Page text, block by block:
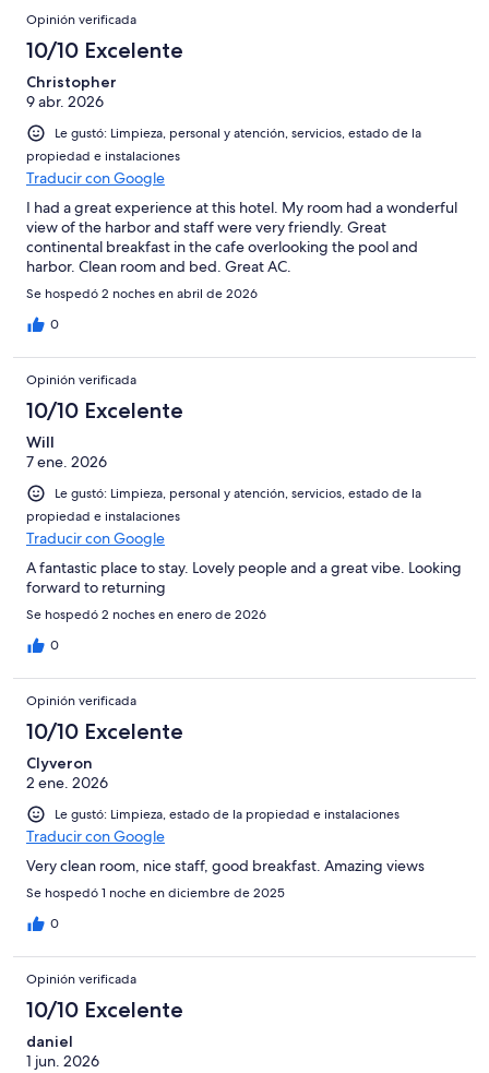
Opinión verificada
10/10 Excelente
Christopher
9 abr. 2026
Le gustó: Limpieza, personal y atención, servicios, estado de la
propiedad e instalaciones
Traducir con Google
I had a great experience at this hotel. My room had a wonderful
view of the harbor and staff were very friendly. Great
continental breakfast in the cafe overlooking the pool and
harbor. Clean room and bed. Great AC.
Se hospedó 2 noches en abril de 2026
0
Opinión verificada
10/10 Excelente
Will
7 ene. 2026
Le gustó: Limpieza, personal y atención, servicios, estado de la
propiedad e instalaciones
Traducir con Google
A fantastic place to stay. Lovely people and a great vibe. Looking
forward to returning
Se hospedó 2 noches en enero de 2026
0
Opinión verificada
10/10 Excelente
Clyveron
2 ene. 2026
Le gustó: Limpieza, estado de la propiedad e instalaciones
Traducir con Google
Very clean room, nice staff, good breakfast. Amazing views
Se hospedó 1 noche en diciembre de 2025
0
Opinión verificada
10/10 Excelente
daniel
1 jun. 2026